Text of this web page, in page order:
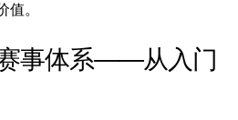
值。
事体系——从入门